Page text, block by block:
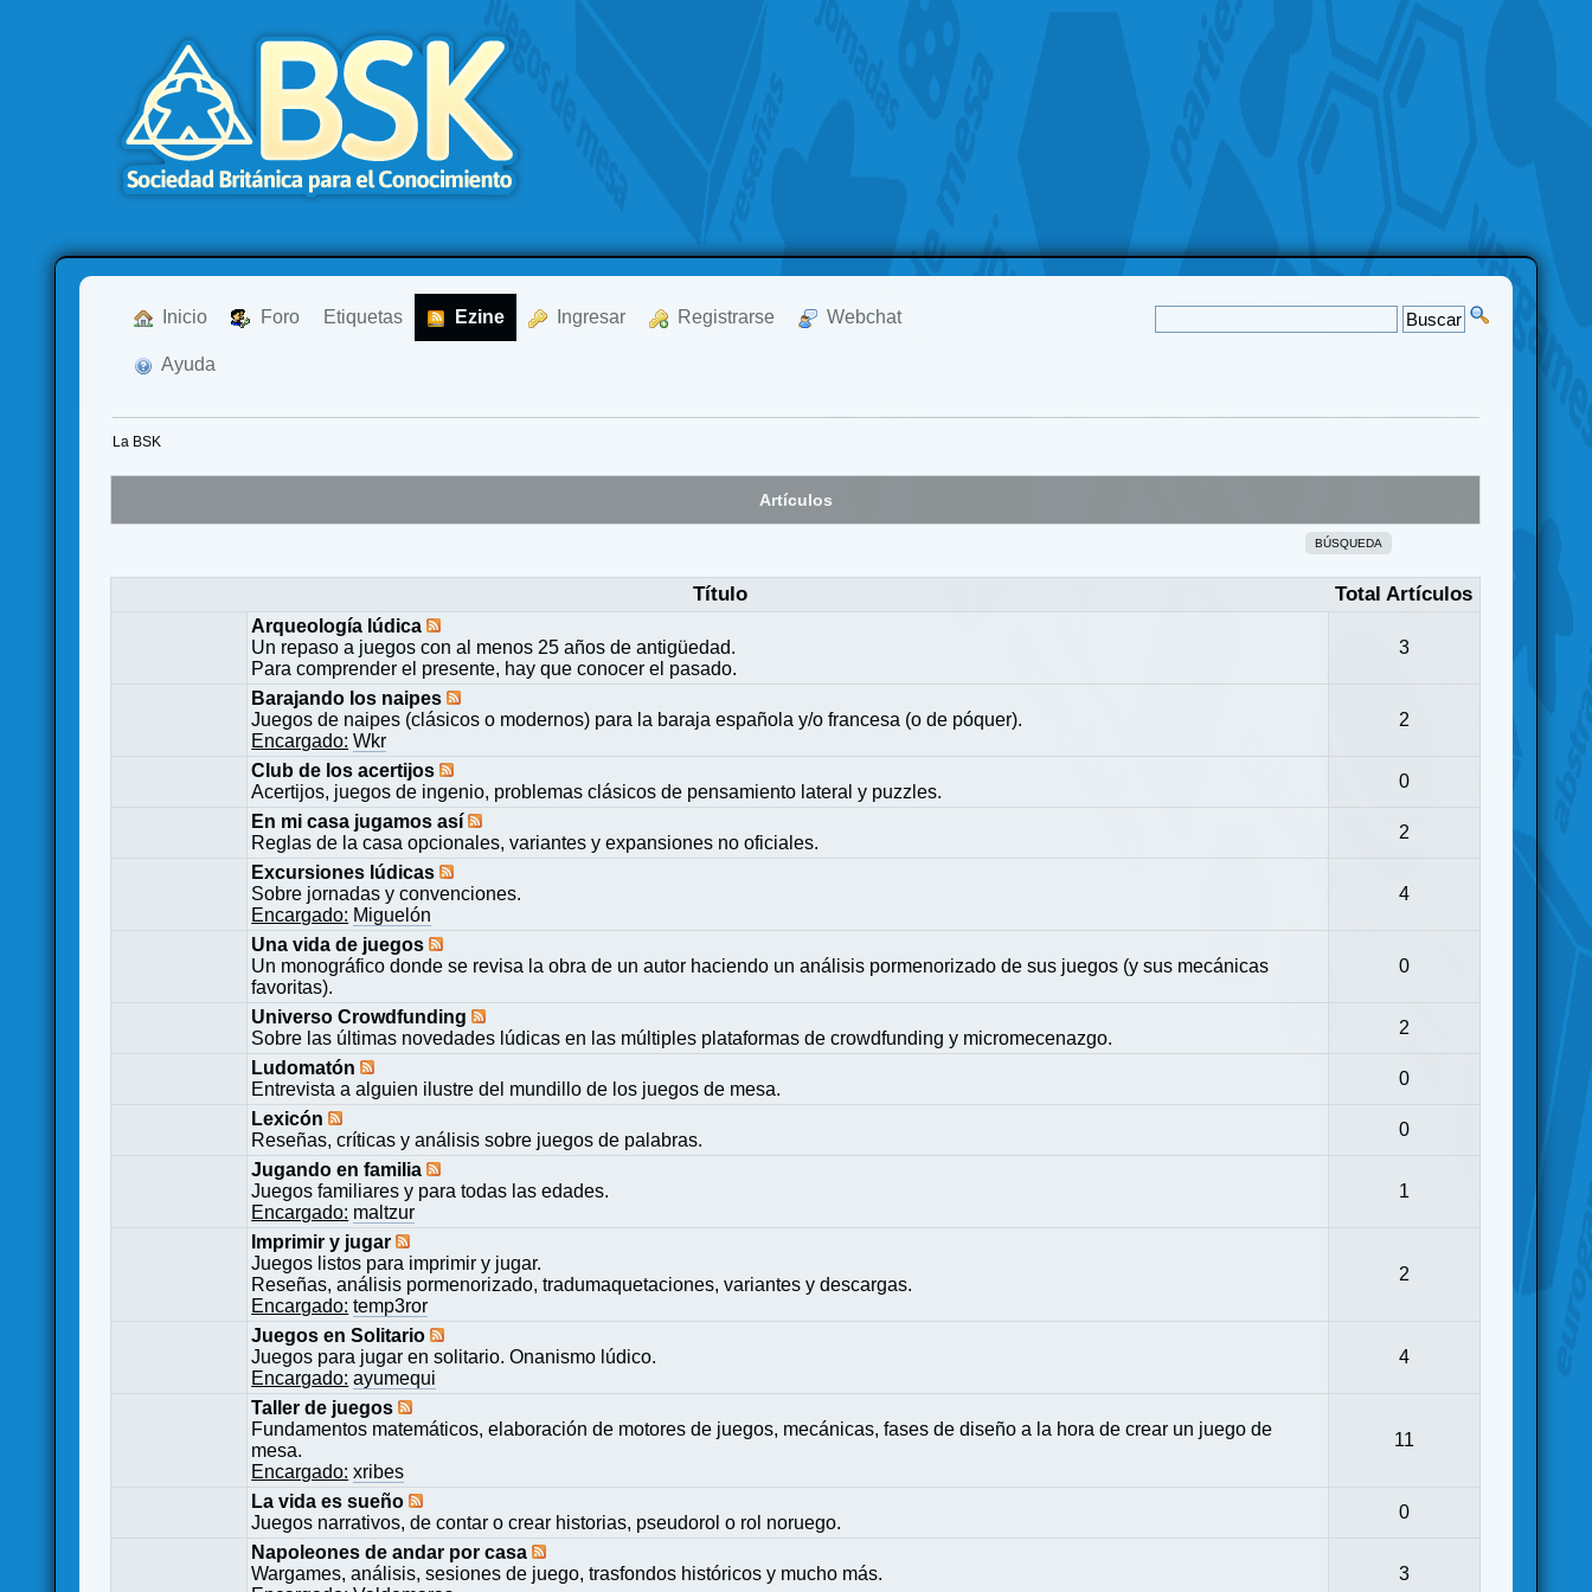
Inicio Foro Etiquetas Ezine Ingresar Registrarse Webchat
Ayuda
La BSK
Artículos
BÚSQUEDA
Título Total Artículos
Arqueología lúdica
Un repaso a juegos con al menos 25 años de antigüedad.
Para comprender el presente, hay que conocer el pasado.
3
Barajando los naipes
Juegos de naipes (clásicos o modernos) para la baraja española y/o francesa (o de póquer).
Encargado: Wkr
2
Club de los acertijos
Acertijos, juegos de ingenio, problemas clásicos de pensamiento lateral y puzzles.
0
En mi casa jugamos así
Reglas de la casa opcionales, variantes y expansiones no oficiales.
2
Excursiones lúdicas
Sobre jornadas y convenciones.
Encargado: Miguelón
4
Una vida de juegos
Un monográfico donde se revisa la obra de un autor haciendo un análisis pormenorizado de sus juegos (y sus mecánicas
favoritas).
0
Universo Crowdfunding
Sobre las últimas novedades lúdicas en las múltiples plataformas de crowdfunding y micromecenazgo.
2
Ludomatón
Entrevista a alguien ilustre del mundillo de los juegos de mesa.
0
Lexicón
Reseñas, críticas y análisis sobre juegos de palabras.
0
Jugando en familia
Juegos familiares y para todas las edades.
Encargado: maltzur
1
Imprimir y jugar
Juegos listos para imprimir y jugar.
Reseñas, análisis pormenorizado, tradumaquetaciones, variantes y descargas.
Encargado: temp3ror
2
Juegos en Solitario
Juegos para jugar en solitario. Onanismo lúdico.
Encargado: ayumequi
4
Taller de juegos
Fundamentos matemáticos, elaboración de motores de juegos, mecánicas, fases de diseño a la hora de crear un juego de
mesa.
Encargado: xribes
11
La vida es sueño
Juegos narrativos, de contar o crear historias, pseudorol o rol noruego.
0
Napoleones de andar por casa
Wargames, análisis, sesiones de juego, trasfondos históricos y mucho más.
3